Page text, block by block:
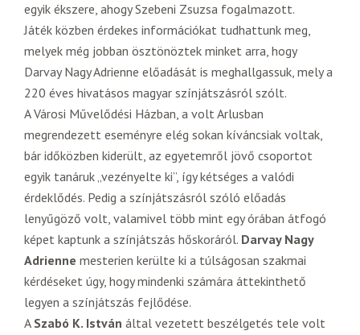
egyik ékszere, ahogy Szebeni Zsuzsa fogalmazott.
Játék közben érdekes információkat tudhattunk meg,
melyek még jobban ösztönöztek minket arra, hogy
Darvay Nagy Adrienne előadását is meghallgassuk, mely a
220 éves hivatásos magyar színjátszásról szólt.
A Városi Művelődési Házban, a volt Arlusban
megrendezett eseményre elég sokan kíváncsiak voltak,
bár időközben kiderült, az egyetemről jövő csoportot
egyik tanáruk „vezényelte ki”, így kétséges a valódi
érdeklődés. Pedig a színjátszásról szóló előadás
lenyűgöző volt, valamivel több mint egy órában átfogó
képet kaptunk a színjátszás hőskoráról. Darvay Nagy
Adrienne mesterien kerülte ki a túlságosan szakmai
kérdéseket úgy, hogy mindenki számára áttekinthető
legyen a színjátszás fejlődése.
A Szabó K. István által vezetett beszélgetés tele volt